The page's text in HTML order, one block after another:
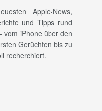
Apple-News,
und Tipps rund
vom iPhone über den
Gerüchten bis zu
recherchiert.